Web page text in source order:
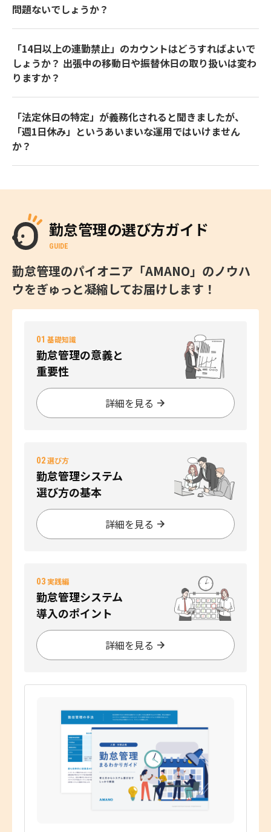
問題ないでしょうか？
「14日以上の連勤禁止」のカウントはどうすればよいで
しょうか？ 出張中の移動日や振替休日の取り扱いは変わ
りますか？
「法定休日の特定」が義務化されると聞きましたが、
「週1日休み」というあいまいな運用ではいけません
か？
勤怠管理の選び方ガイド
GUIDE
勤怠管理のパイオニア「AMANO」のノウハ
ウをぎゅっと凝縮してお届けします！
01 基礎知識
勤怠管理の意義と
重要性
詳細を見る
02選び方
勤怠管理システム
選び方の基本
詳細を見る
03実践編
勤怠管理システム
導入のポイント
詳細を見る